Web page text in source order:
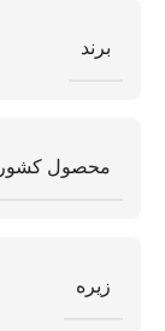
برند
محصول کشور
زیره